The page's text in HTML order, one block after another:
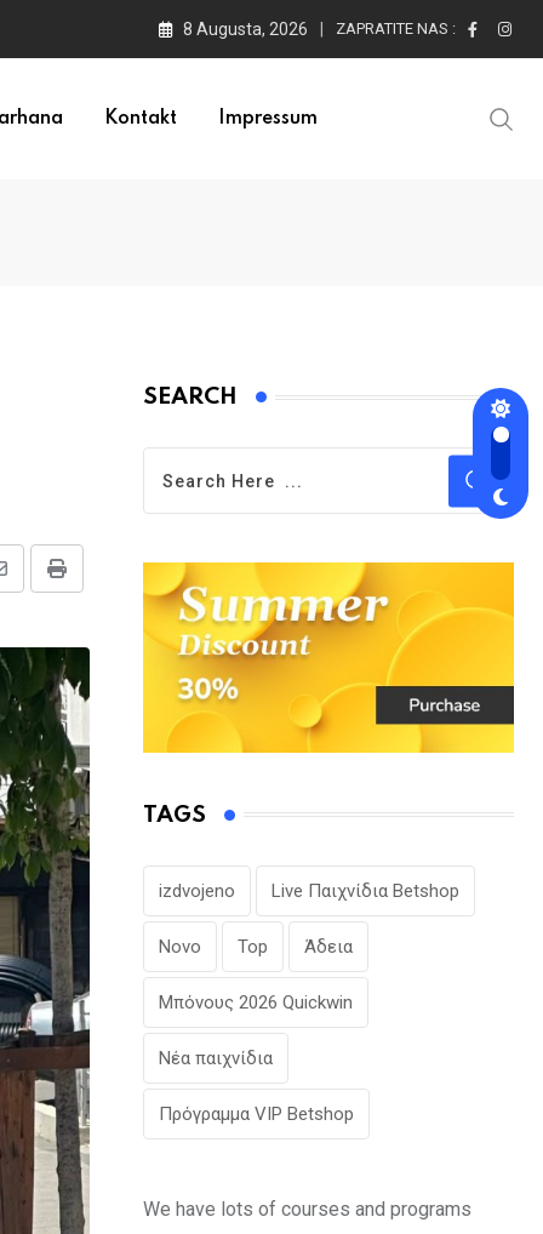
8 Augusta, 2026 ZAPRATITE NAS :
Kontakt Impressum
Print
SEARCH
TAGS
izdvojeno Live Παιχνίδια Betshop
Novo Top Άδεια
Μπόνους 2026 Quickwin
Νέα παιχνίδια
Πρόγραμμα VIP Betshop
We have lots of courses and programs